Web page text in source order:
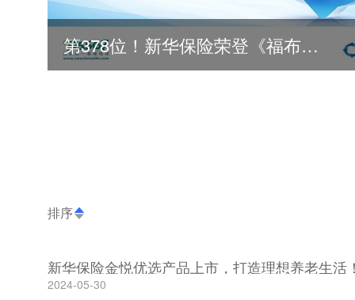
第378位！新华保险荣登《福布斯》全球500强
排序
新华保险金悦优选产品上市，打造理想养老生活
2024-05-30